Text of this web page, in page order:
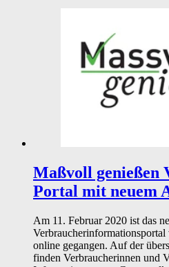
Maßvoll genießen
Portal mit neuem
Am 11. Februar 2020 ist das
online gegangen. Auf der
finden Verbraucherinnen und